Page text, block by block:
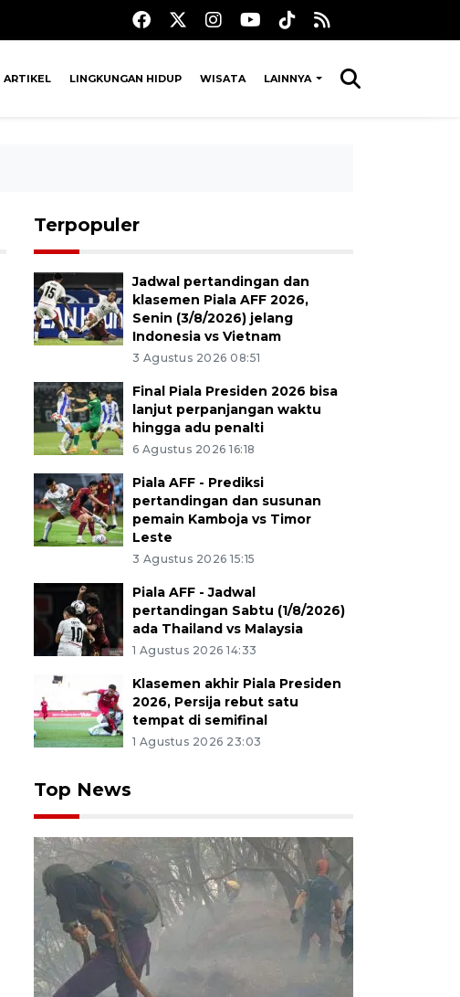
ARTIKEL LINGKUNGAN HIDUP WISATA LAINNYA
Terpopuler
Jadwal pertandingan dan
klasemen Piala AFF 2026,
Senin (3/8/2026) jelang
Indonesia vs Vietnam
3 Agustus 2026 08:51
Final Piala Presiden 2026 bisa
lanjut perpanjangan waktu
hingga adu penalti
6 Agustus 2026 16:18
Piala AFF - Prediksi
pertandingan dan susunan
pemain Kamboja vs Timor
Leste
3 Agustus 2026 15:15
Piala AFF - Jadwal
pertandingan Sabtu (1/8/2026)
ada Thailand vs Malaysia
1 Agustus 2026 14:33
Klasemen akhir Piala Presiden
2026, Persija rebut satu
tempat di semifinal
1 Agustus 2026 23:03
Top News